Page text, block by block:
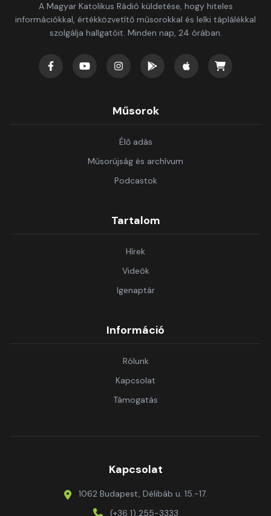
A Magyar Katolikus Rádió küldetése, hogy hiteles
információkkal, értékközvetítő műsorokkal és lelki táplálékkal
szolgálja hallgatóit. Minden nap, 24 órában.
Műsorok
Élő adás
Műsorújság és archívum
Podcastok
Tartalom
Hírek
Videók
Igenaptár
Információ
Rólunk
Kapcsolat
Támogatás
Kapcsolat
1062 Budapest, Délibáb u. 15.-17.
(+36 1) 255-3333